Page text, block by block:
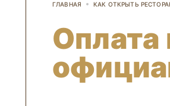
ГЛАВНАЯ КАК ОТКРЫТЬ
Оплата